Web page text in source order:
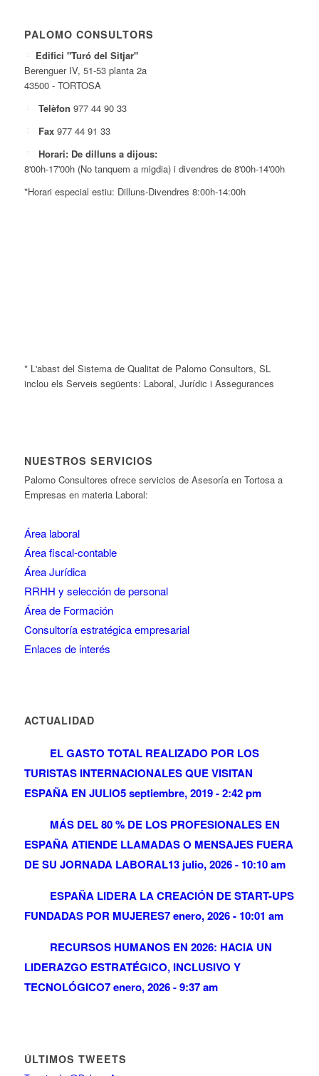
PALOMO CONSULTORS
Edifici "Turó del Sitjar"
Berenguer IV, 51-53 planta 2a
43500 - TORTOSA
Telèfon 977 44 90 33
Fax 977 44 91 33
Horari: De dilluns a dijous:
8'00h-17'00h (No tanquem a migdia) i divendres de 8'00h-14'00h
*Horari especial estiu: Dilluns-Divendres 8:00h-14:00h
* L'abast del Sistema de Qualitat de Palomo Consultors, SL
inclou els Serveis següents: Laboral, Jurídic i Assegurances
NUESTROS SERVICIOS
Palomo Consultores ofrece servicios de Asesoría en Tortosa a
Empresas en materia Laboral:
Área laboral
Área fiscal-contable
Área Jurídica
RRHH y selección de personal
Área de Formación
Consultoría estratégica empresarial
Enlaces de interés
ACTUALIDAD
EL GASTO TOTAL REALIZADO POR LOS
TURISTAS INTERNACIONALES QUE VISITAN
ESPAÑA EN JULIO5 septiembre, 2019 - 2:42 pm
MÁS DEL 80 % DE LOS PROFESIONALES EN
ESPAÑA ATIENDE LLAMADAS O MENSAJES FUERA
DE SU JORNADA LABORAL13 julio, 2026 - 10:10 am
ESPAÑA LIDERA LA CREACIÓN DE START-UPS
FUNDADAS POR MUJERES7 enero, 2026 - 10:01 am
RECURSOS HUMANOS EN 2026: HACIA UN
LIDERAZGO ESTRATÉGICO, INCLUSIVO Y
TECNOLÓGICO7 enero, 2026 - 9:37 am
ÚLTIMOS TWEETS